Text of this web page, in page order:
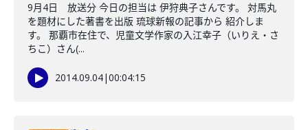
9月4日 放送分 今日の担当は 伊狩典子さんです。 対馬丸
を題材にした著書を出版 琉球新報の記事から 紹介しま
す。 那覇市在住で、児童文学作家の入江幸子（いりえ・さ
ちこ）さん(...
2014.09.04|00:04:15